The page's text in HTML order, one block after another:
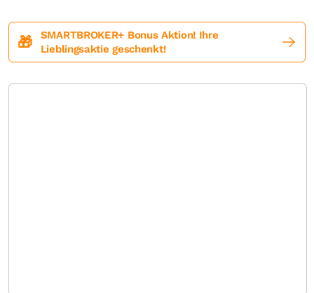
🎁
SMARTBROKER+ Bonus Aktion! Ihre
Lieblingsaktie geschenkt!